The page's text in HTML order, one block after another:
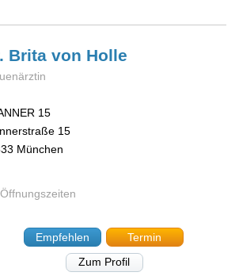
Britavon Holle
15
15
München
Öffnungszeiten
Empfehlen
Termin
Zum Profil